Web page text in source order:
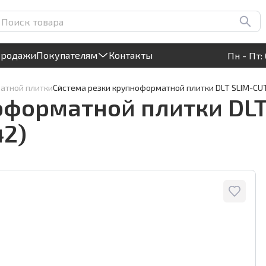
Круглосуточный! Прием заявок на сайте
Покупателям Контакты Пн - Пт:
CUT, рез до 3,3 м,
1
плиткиСистема резки крупноформатной плитки DLT SLIM-
плитки